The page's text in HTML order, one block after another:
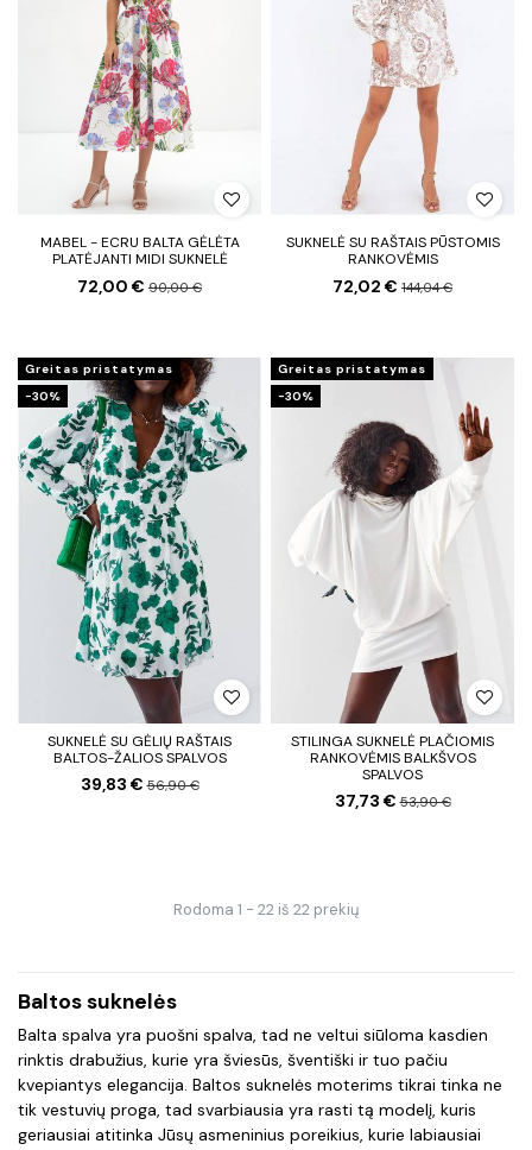
MABEL - ECRU BALTA GĖLĖTA
PLATĖJANTI MIDI SUKNELĖ
72,00 € 90,00 €
SUKNELĖ SU RAŠTAIS PŪSTOMIS
RANKOVĖMIS
72,02 € 144,04 €
Greitas pristatymas
−30%
SUKNELĖ SU GĖLIŲ RAŠTAIS
BALTOS-ŽALIOS SPALVOS
39,83 €56,90 €
Greitas pristatymas
−30%
STILINGA SUKNELĖ PLAČIOMIS
RANKOVĖMIS BALKŠVOS
SPALVOS
37,73 €53,90 €
Rodoma 1 - 22 iš 22 prekių
Baltos suknelės
Balta spalva yra puošni spalva, tad ne veltui siūloma kasdien
rinktis drabužius, kurie yra šviesūs, šventiški ir tuo pačiu
kvepiantys elegancija. Baltos suknelės moterims tikrai tinka ne
tik vestuvių proga, tad svarbiausia yra rasti tą modelį, kuris
geriausiai atitinka Jūsų asmeninius poreikius, kurie labiausiai